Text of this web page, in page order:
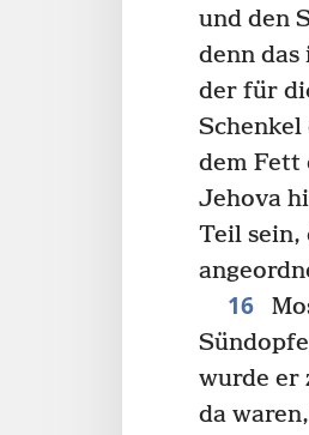
und den
denn
der für
dem Fett
Jehova
Teil sein,
16
wurde er
da